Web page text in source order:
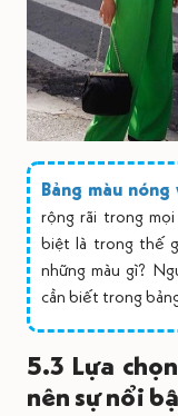
Bảng màu nóng
rộng rãi trong
biệt là trong thế
những màu gì?
cần biết trong
5.3 Lựa
nên sự nổi